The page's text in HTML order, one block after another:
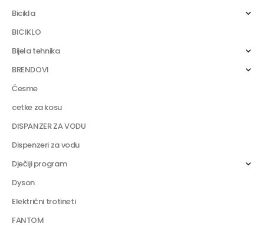
Bicikla
BICIKLO
Bijela tehnika
BRENDOVI
Česme
cetke za kosu
DISPANZER ZA VODU
Dispenzeri za vodu
Dječiji program
Dyson
Električni trotineti
FANTOM